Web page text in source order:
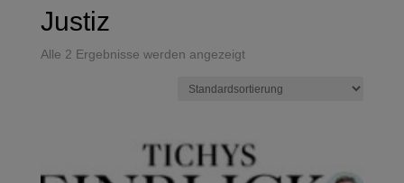
Justiz
Alle 2 Ergebnisse werden angezeigt